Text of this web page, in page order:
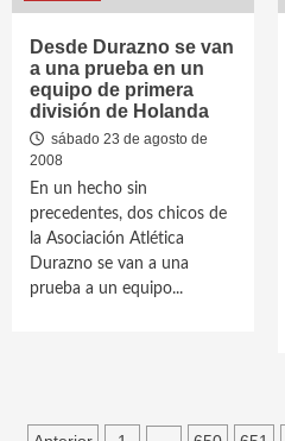
Desde Durazno se van
a una prueba en un
equipo de primera
división de Holanda
sábado 23 de agosto de
2008
En un hecho sin
precedentes, dos chicos de
la Asociación Atlética
Durazno se van a una
prueba a un equipo...